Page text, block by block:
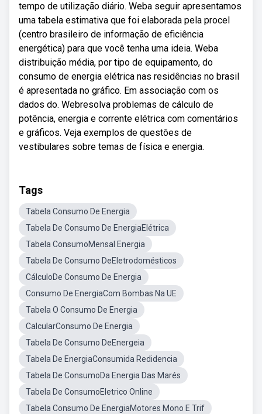
tempo de utilização diário. Weba seguir apresentamos
uma tabela estimativa que foi elaborada pela procel
(centro brasileiro de informação de eficiência
energética) para que você tenha uma ideia. Weba
distribuição média, por tipo de equipamento, do
consumo de energia elétrica nas residências no brasil
é apresentada no gráfico. Em associação com os
dados do. Webresolva problemas de cálculo de
potência, energia e corrente elétrica com comentários
e gráficos. Veja exemplos de questões de
vestibulares sobre temas de física e energia.
Tags
Tabela Consumo De Energia
Tabela De Consumo De EnergiaElétrica
Tabela ConsumoMensal Energia
Tabela De Consumo DeEletrodomésticos
CálculoDe Consumo De Energia
Consumo De EnergiaCom Bombas Na UE
Tabela O Consumo De Energia
CalcularConsumo De Energia
Tabela De Consumo DeEnergeia
Tabela De EnergiaConsumida Redidencia
Tabela De ConsumoDa Energia Das Marés
Tabela De ConsumoEletrico Online
Tabela Consumo De EnergiaMotores Mono E Trif